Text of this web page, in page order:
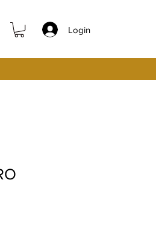
Login